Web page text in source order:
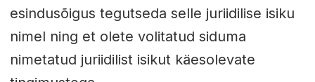
esindusõigus tegutseda selle juriidilise isiku
nimel ning et olete volitatud siduma
nimetatud juriidilist isikut käesolevate